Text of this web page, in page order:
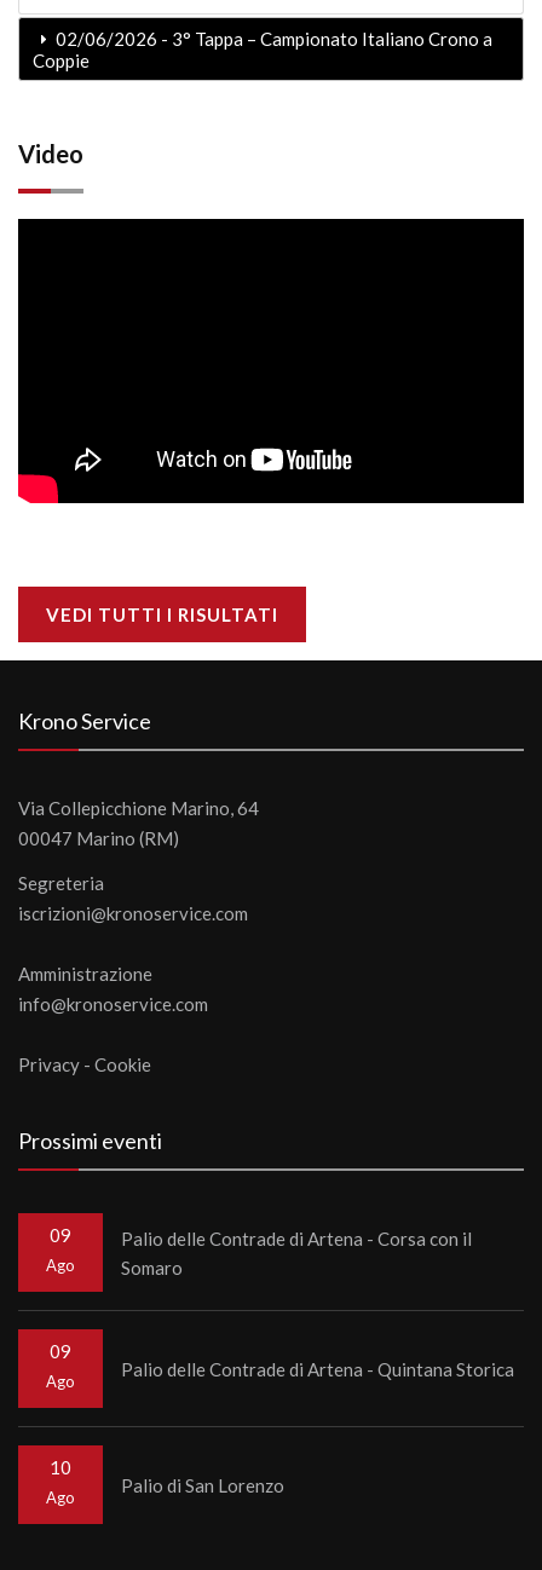
02/06/2026 - 3° Tappa – Campionato Italiano Crono a
Coppie
Video
VEDI TUTTI I RISULTATI
Krono Service
Via Collepicchione Marino, 64
00047 Marino (RM)
Segreteria
iscrizioni@kronoservice.com
Amministrazione
info@kronoservice.com
Privacy - Cookie
Prossimi eventi
09
Ago
Palio delle Contrade di Artena - Corsa con il
Somaro
09
Ago
Palio delle Contrade di Artena - Quintana Storica
10
Ago
Palio di San Lorenzo